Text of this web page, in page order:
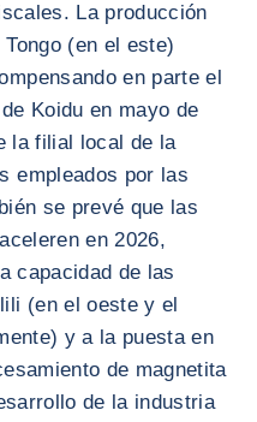
La producción
(en el este)
en parte el
Koidu en mayo de
la filial local de la
empleados por las
se prevé que las
en 2026,
capacidad de las
(en el oeste y el
y a la puesta en
de magnetita
de la industria